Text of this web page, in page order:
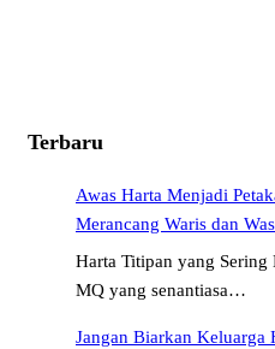
Terbaru
Awas Harta Menjadi
Merancang Waris dan
Harta Titipan yang Sering
MQ yang senantiasa…
Jangan Biarkan Keluarga